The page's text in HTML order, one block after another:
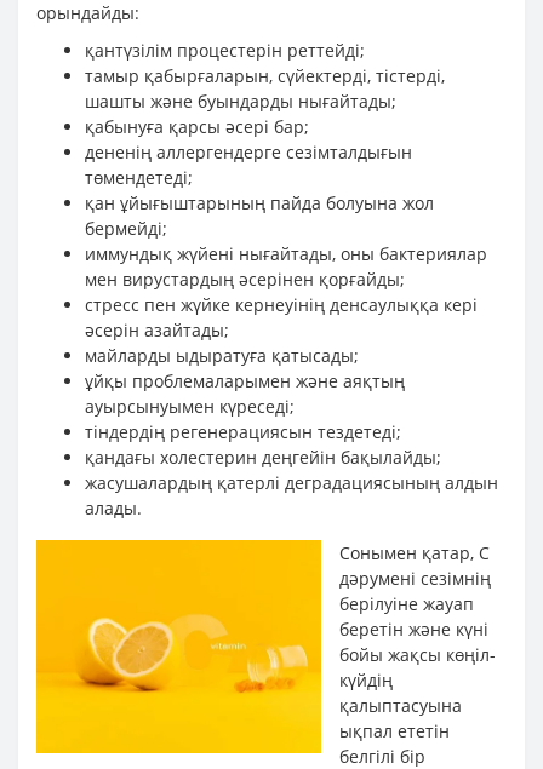
орындайды:
қантүзілім процестерін реттейді;
тамыр қабырғаларын, сүйектерді, тістерді,
шашты және буындарды нығайтады;
қабынуға қарсы әсері бар;
дененің аллергендерге сезімталдығын
төмендетеді;
қан ұйығыштарының пайда болуына жол
бермейді;
иммундық жүйені нығайтады, оны бактериялар
мен вирустардың әсерінен қорғайды;
стресс пен жүйке кернеуінің денсаулыққа кері
әсерін азайтады;
майларды ыдыратуға қатысады;
ұйқы проблемаларымен және аяқтың
ауырсынуымен күреседі;
тіндердің регенерациясын тездетеді;
қандағы холестерин деңгейін бақылайды;
жасушалардың қатерлі деградациясының алдын
алады.
Сонымен қатар, С
дәрумені сезімнің
берілуіне жауап
беретін және күні
бойы жақсы көңіл-
күйдің
қалыптасуына
ықпал ететін
белгілі бір